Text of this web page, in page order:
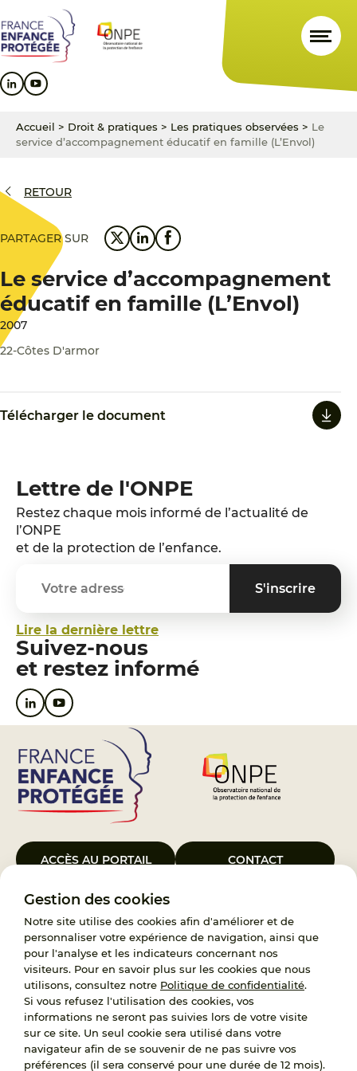
Gestion des cookies
Notre site utilise des cookies afin d'améliorer et de
personnaliser votre expérience de navigation, ainsi que
pour l'analyse et les indicateurs concernant nos
visiteurs. Pour en savoir plus sur les cookies que nous
utilisons, consultez notre Politique de confidentialité.
Si vous refusez l'utilisation des cookies, vos
informations ne seront pas suivies lors de votre visite
sur ce site. Un seul cookie sera utilisé dans votre
navigateur afin de se souvenir de ne pas suivre vos
préférences (il sera conservé pour une durée de 12 mois).
au
contenu
principal
au
menu
principal
au
pied
de
Accueil > Droit & pratiques > Les pratiques observées > Le
service d’accompagnement éducatif en famille (L’Envol)
RETOUR
PARTAGER SUR
Le service d’accompagnement
éducatif en famille (L’Envol)
2007
22-Côtes D'armor
Télécharger le document
Lettre de l'ONPE
Restez chaque mois informé de l’actualité de
l’ONPE
et de la protection de l’enfance.
Lire la dernière lettre
Suivez-nous
et restez informé
ACCÈS AU PORTAIL CONTACT
Le Groupement d’Intérêt Public France Enfance Protégée, créé le 5
janvier 2023, a pour objet d’assurer les missions de service public du
119, d’accompagnement des adoptants et de traitement des
demandes d’accès aux origines personnelles. France Enfance
Protégée est également un observatoire et une ressource pour
l’ensemble des professionnels, ainsi qu’un appui à l’élaboration de la
politique publique à travers le soutien à l’activité des conseils
nationaux.
RECRUTEMENT